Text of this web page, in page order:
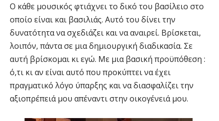
Ο κάθε μουσικός φτιάχνει το δικό του βασίλειο στο
οποίο είναι και βασιλιάς. Αυτό του δίνει την
δυνατότητα να σχεδιάζει και να αναιρεί. Βρίσκεται,
λοιπόν, πάντα σε μια δημιουργική διαδικασία. Σε
αυτή βρίσκομαι κι εγώ. Με μια βασική προϋπόθεση :
ό,τι κι αν είναι αυτό που προκύπτει να έχει
πραγματικό λόγο ύπαρξης και να διασφαλίζει την
αξιοπρέπειά μου απέναντι στην οικογένειά μου.